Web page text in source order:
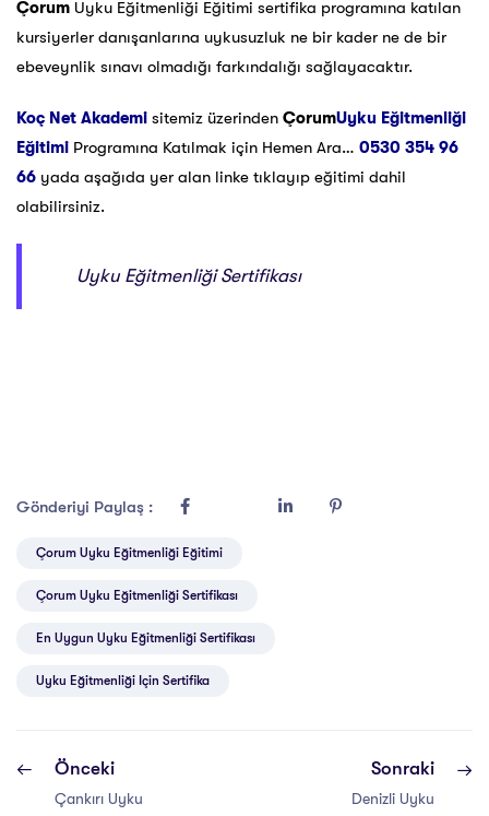
Çorum Uyku Eğitmenliği Eğitimi sertifika programına katılan
kursiyerler danışanlarına uykusuzluk ne bir kader ne de bir
ebeveynlik sınavı olmadığı farkındalığı sağlayacaktır.
Koç Net Akademi sitemiz üzerinden ÇorumUyku Eğitmenliği
Eğitimi Programına Katılmak için Hemen Ara… 0530 354 96
66 yada aşağıda yer alan linke tıklayıp eğitimi dahil
olabilirsiniz.
Uyku Eğitmenliği Sertifikası
Gönderiyi Paylaş :
Çorum Uyku Eğitmenliği Eğitimi
Çorum Uyku Eğitmenliği Sertifikası
En Uygun Uyku Eğitmenliği Sertifikası
Uyku Eğitmenliği Için Sertifika
Önceki
Çankırı Uyku
Sonraki
Denizli Uyku